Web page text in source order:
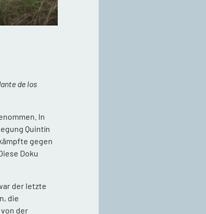
de los
In
Quintín
gegen
Doku
der letzte
die
der